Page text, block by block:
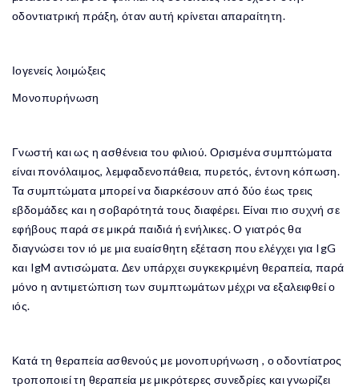
οδοντιατρική πράξη, όταν αυτή κρίνεται απαραίτητη.
Ιογενείς λοιμώξεις
Μονοπυρήνωση
Γνωστή και ως η ασθένεια του φιλιού. Ορισμένα συμπτώματα
είναι πονόλαιμος, λεμφαδενοπάθεια, πυρετός, έντονη κόπωση.
Τα συμπτώματα μπορεί να διαρκέσουν από δύο έως τρεις
εβδομάδες και η σοβαρότητά τους διαφέρει. Είναι πιο συχνή σε
εφήβους παρά σε μικρά παιδιά ή ενήλικες. Ο γιατρός θα
διαγνώσει τον ιό με μια ευαίσθητη εξέταση που ελέγχει για IgG
και IgM αντισώματα. Δεν υπάρχει συγκεκριμένη θεραπεία, παρά
μόνο η αντιμετώπιση των συμπτωμάτων μέχρι να εξαλειφθεί ο
ιός.
Κατά τη θεραπεία ασθενούς με μονοπυρήνωση , ο οδοντίατρος
τροποποιεί τη θεραπεία με μικρότερες συνεδρίες και γνωρίζει